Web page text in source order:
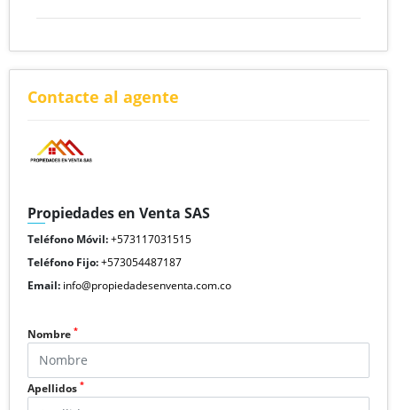
Contacte al agente
Propiedades en Venta SAS
Teléfono Móvil:+573117031515
Teléfono Fijo:+573054487187
Email: info@propiedadesenventa.com.co
Nombre *
Apellidos *